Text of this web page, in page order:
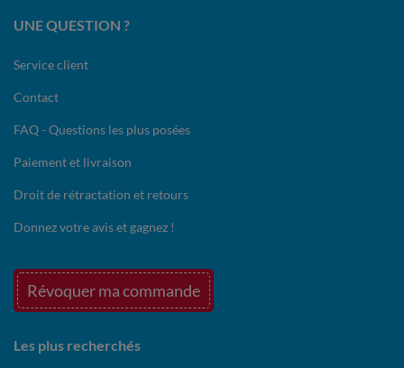
UNE QUESTION ?
Service client
Contact
FAQ - Questions les plus posées
Paiement et livraison
Droit de rétractation et retours
Donnez votre avis et gagnez !
Révoquer ma commande
Les plus recherchés